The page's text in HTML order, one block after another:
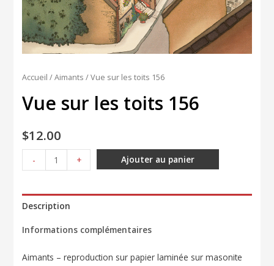
Accueil /Aimants / Vue sur les toits 156
Vue sur les toits 156
$12.00
-
de
sur
toits
+ Ajouter au panier
Description
Informations complémentaires
Aimants – reproduction sur papier laminée sur masonite